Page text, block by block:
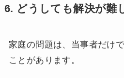
6. どうしても解決が難
家庭の問題は、当事者だけ
ことがあります。